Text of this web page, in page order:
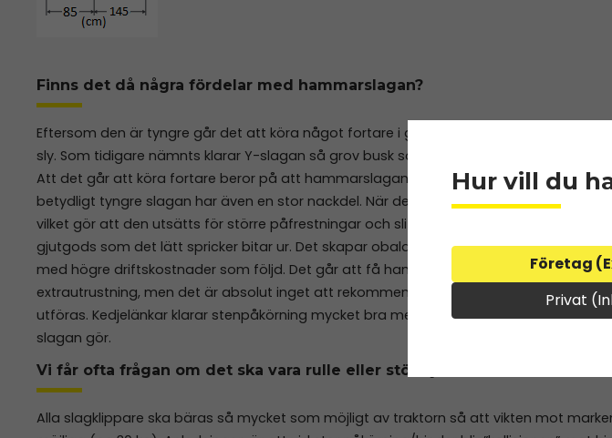
Finns det då några fördelar med hammarslagan?
Eftersom den är tyngre går det att köra något fortare i grov sly men det går inte att
sly. Som tidigare nämnts klarar Y-slagan så grov busk som det går att böja ned med
Att det går att köra fortare beror på att hammarslagan är tyngre (mer levande kraft).
betydligt tyngre slagan har även en stor nackdel. När den träffar en sten är
vilket gör att den utsätts för större påfrestningar och slitage. Hammarslagor är
gjutgods som det lätt spricker bitar ur. Det skapar obalans så att slagorna måste
med högre driftskostnader som följd. Det går att få hammarslagor på våra maskiner
extrautrustning, men det är absolut inget att rekommendera om du har sten där
utföras. Kedjelänkar klarar stenpåkörning mycket bra men den klipper inte gräs så
slagan gör.
Vi får ofta frågan om det ska vara rulle eller stödhjul
Alla slagklippare ska bäras så mycket som möjligt av traktorn så att vikten mot
Hur vill du
Företag
Privat